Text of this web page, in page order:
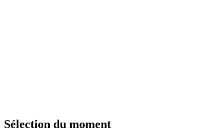
Sélection du moment